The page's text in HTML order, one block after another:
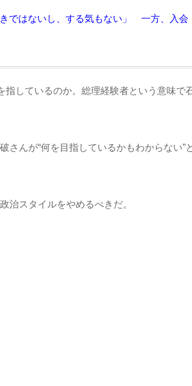
ではないし、する気もない」 一方、入会
指しているのか。総理経験者という意味で
さんが“何を目指しているかもわからない”
治スタイルをやめるべきだ。